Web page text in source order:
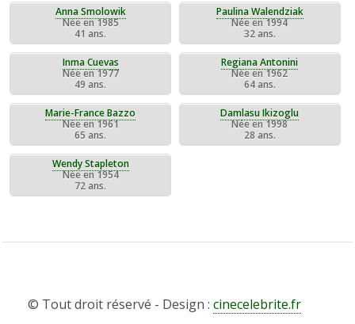
Anna Smolowik
Née en 1985
41 ans.
Paulina Walendziak
Née en 1994
32 ans.
Inma Cuevas
Née en 1977
49 ans.
Regiana Antonini
Née en 1962
64 ans.
Marie-France Bazzo
Née en 1961
65 ans.
Damlasu Ikizoglu
Née en 1998
28 ans.
Wendy Stapleton
Née en 1954
72 ans.
© Tout droit réservé - Design :cinecelebrite.fr